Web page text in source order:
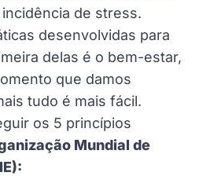
de stress.
desenvolvidas para
delas é o bem-estar,
que damos
tudo é mais fácil.
os 5 princípios
Mundial de